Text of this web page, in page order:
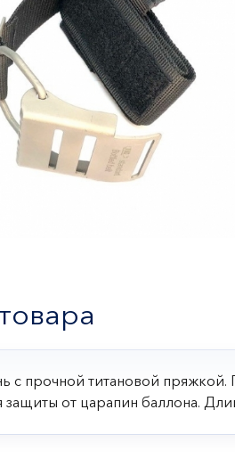
с прочной титановой пряжкой.
защиты от царапин баллона.